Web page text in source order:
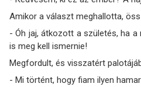
Amikor a választ meghallotta,
- Óh jaj, átkozott a születés, ha
is meg kell ismernie!
Megfordult, és visszatért
- Mi történt, hogy fiam ilyen